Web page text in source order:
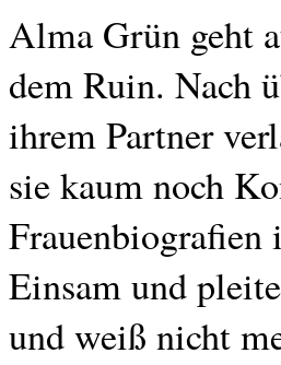
Alma Grün geht
dem Ruin. Nach
ihrem Partner
sie kaum noch
Frauenbiografien
Einsam und
und weiß nicht